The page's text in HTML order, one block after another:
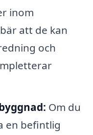
inom
att de kan
och
Om du
en befintlig